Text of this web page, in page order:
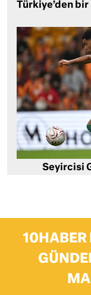
Türkiye’den
Seyircisi
10HABER